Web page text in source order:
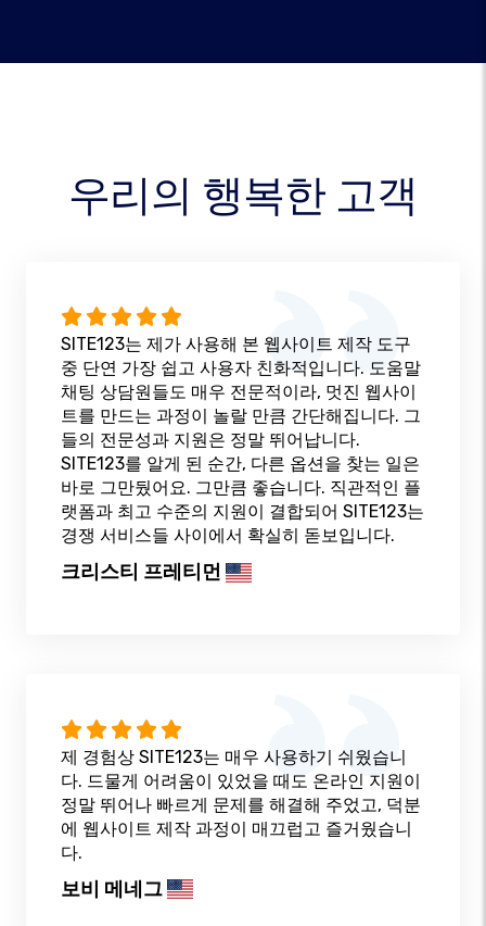
우리의 행복한 고객
SITE123는 제가 사용해 본 웹사이트 제작 도구
중 단연 가장 쉽고 사용자 친화적입니다. 도움말
채팅 상담원들도 매우 전문적이라, 멋진 웹사이
트를 만드는 과정이 놀랄 만큼 간단해집니다. 그
들의 전문성과 지원은 정말 뛰어납니다.
SITE123를 알게 된 순간, 다른 옵션을 찾는 일은
바로 그만뒀어요. 그만큼 좋습니다. 직관적인 플
랫폼과 최고 수준의 지원이 결합되어 SITE123는
경쟁 서비스들 사이에서 확실히 돋보입니다.
크리스티 프레티먼
제 경험상 SITE123는 매우 사용하기 쉬웠습니
다. 드물게 어려움이 있었을 때도 온라인 지원이
정말 뛰어나 빠르게 문제를 해결해 주었고, 덕분
에 웹사이트 제작 과정이 매끄럽고 즐거웠습니
다.
보비 메네그